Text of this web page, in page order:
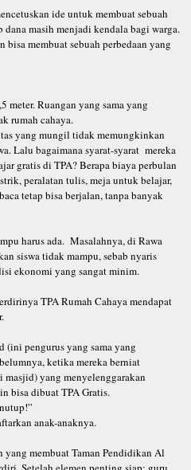
ide untuk membuat sebuah
dana masih menjadi kendala bagi warga.
membuat sebuah perbedaan yang
meter. Ruangan yang sama yang
rumah cahaya.
yang mungil tidak memungkinkan
Lalu bagaimana syarat-syarat mereka
gratis di TPA? Berapa biaya perbulan
peralatan tulis, meja untuk belajar,
tetap bisa berjalan, tanpa banyak
harus ada. Masalahnya, di Rawa
siswa tidak mampu, sebab nyaris
ekonomi yang sangat minim.
TPA Rumah Cahaya mendapat
(ini pengurus yang sama yang
ketika mereka berniat
masjid) yang menyelenggarakan
bisa dibuat TPA Gratis.
anak-anaknya.
membuat Taman Pendidikan Al